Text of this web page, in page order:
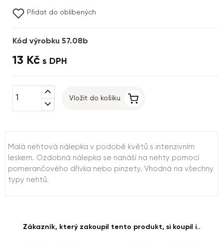
Přidat do oblíbených
Kód výrobku 57.08b
13 Kč s DPH
expand_less
expand_more
Vložit do košíku
Malá nehtová nálepka v podobě květů s intenzivním
leskem. Ozdobná nálepka se nanáší na nehty pomocí
pomerančového dřívka nebo pinzety. Vhodná na všechny
typy nehtů.
Zákazník, který zakoupil tento produkt, si koupil i..